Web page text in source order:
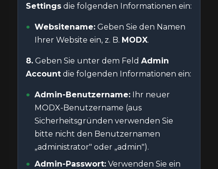
Settings die folgenden Informationen ein:
Websitename: Geben Sie den Namen
Ihrer Website ein, z. B. MODX.
8. Geben Sie unter dem Feld Admin
Account die folgenden Informationen ein:
Admin-Benutzername: Ihr neuer
MODX-Benutzername (aus
Sicherheitsgründen verwenden Sie
bitte nicht den Benutzernamen
„administrator" oder „admin").
Admin-Passwort: Verwenden Sie ein